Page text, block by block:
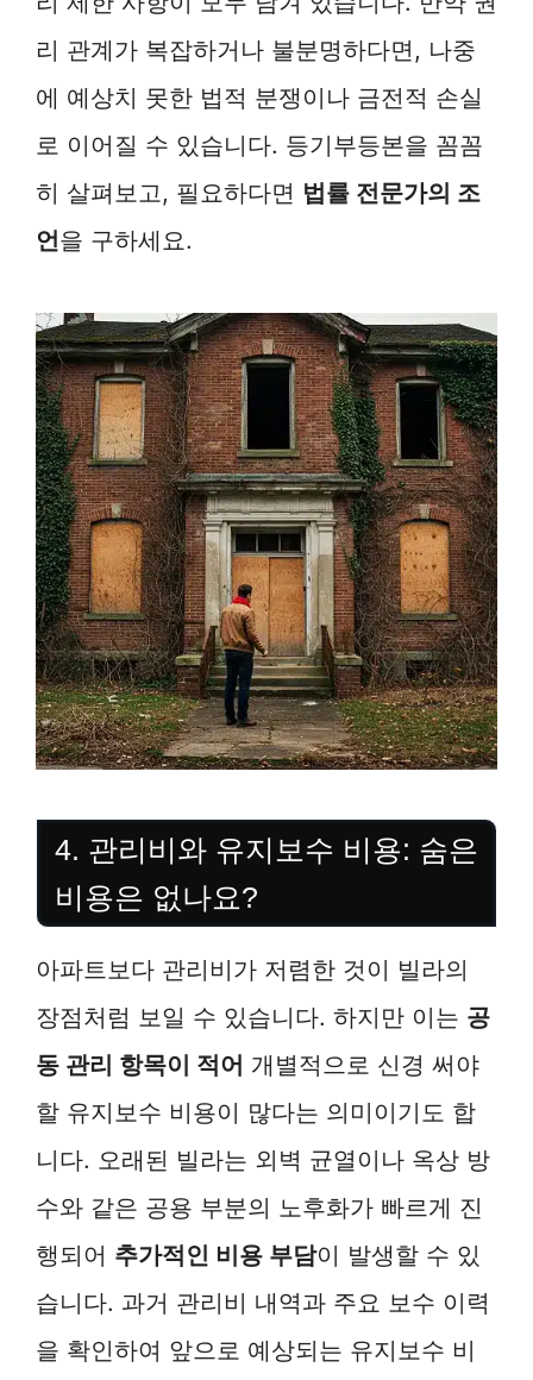
리 관계가 복잡하거나 불분명하다면, 나중
에 예상치 못한 법적 분쟁이나 금전적 손실
로 이어질 수 있습니다. 등기부등본을 꼼꼼
히 살펴보고, 필요하다면 법률 전문가의 조
언을 구하세요.
4. 관리비와 유지보수 비용: 숨은
비용은 없나요?
아파트보다 관리비가 저렴한 것이 빌라의
장점처럼 보일 수 있습니다. 하지만 이는 공
동 관리 항목이 적어 개별적으로 신경 써야
할 유지보수 비용이 많다는 의미이기도 합
니다. 오래된 빌라는 외벽 균열이나 옥상 방
수와 같은 공용 부분의 노후화가 빠르게 진
행되어 추가적인 비용 부담이 발생할 수 있
습니다. 과거 관리비 내역과 주요 보수 이력
을 확인하여 앞으로 예상되는 유지보수 비